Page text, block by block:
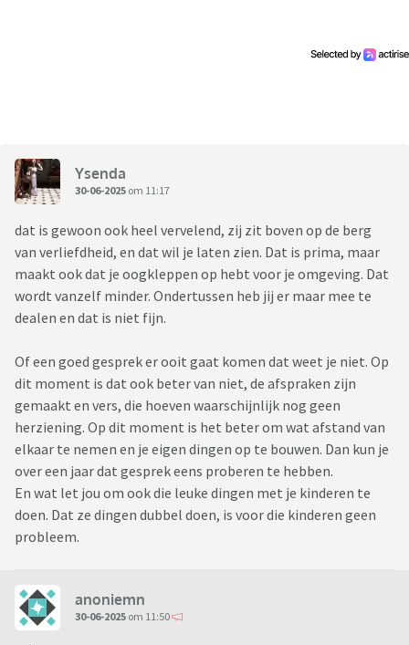
kinderen terwijl ik al die tijd daarvoor verzwegen heb dat ze
geen oorzaak. Als je alleen dan vraagt naar argumenten wat
er dan zo slecht was dan krijg je eigenlijk weinig tot niks
scheidingwaardig is (letterlijk hij gooit zn sokken vaak naast
de wasmand of ja laatste tijd dacht ik niet meer wauw toen ik
je zag.
Ondertussen wordt ik continu neergesabeld mag ik met haar
nergens over praten en op het moment dat ik laatst boos
werd om de situatie wordt meteen de PA kaart getrokken
waar ik van haar van afhankelijk ben. Als ik ergens niet heen
wil omdat die man er dan ook is dan is er onbegrip, en zodra
ik volschiet bij de kids (2e kerstdag wisselmoment) krijg ik
naar mijn hoofd dat ik mijn verdriet niet bij hun moet
dumpen.. Bij de mediator is het ook enkel zij die van alles
eist, mag haar niet appen, wisselmoment vindt zij
ongemakkelijk, praktische vragen worden via de kinderen
gesteld zodat ze mij niet hoeft te appen.
Dit terwijl ik gewoon aardig probeer te zijn en ook zaken als
rooster voor de kids kunnen we prima regelen. Zodra we
moeten zijn voor een besprekening wordt ze erg
zenuwachtig en bot, ze kijkt me ook totaal niet aan.
Ysenda
30-06-2025 om 11:17
dat is gewoon ook heel vervelend, zij zit boven op de berg
van verliefdheid, en dat wil je laten zien. Dat is prima, maar
maakt ook dat je oogkleppen op hebt voor je omgeving. Dat
wordt vanzelf minder. Ondertussen heb jij er maar mee te
dealen en dat is niet fijn.
Of een goed gesprek er ooit gaat komen dat weet je niet. Op
dit moment is dat ook beter van niet, de afspraken zijn
gemaakt en vers, die hoeven waarschijnlijk nog geen
herziening. Op dit moment is het beter om wat afstand van
elkaar te nemen en je eigen dingen op te bouwen. Dan kun je
over een jaar dat gesprek eens proberen te hebben.
En wat let jou om ook die leuke dingen met je kinderen te
doen. Dat ze dingen dubbel doen, is voor die kinderen geen
probleem.
anoniemn
30-06-2025 om 11:50